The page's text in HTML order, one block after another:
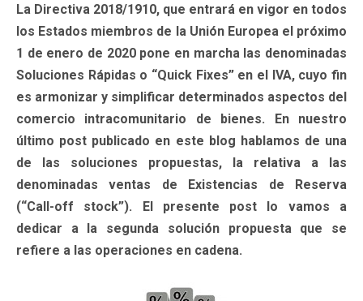
La Directiva 2018/1910, que entrará en vigor en todos
los Estados miembros de la Unión Europea el próximo
1 de enero de 2020 pone en marcha las denominadas
Soluciones Rápidas o “Quick Fixes” en el IVA, cuyo fin
es armonizar y simplificar determinados aspectos del
comercio intracomunitario de bienes. En nuestro
último post publicado en este blog hablamos de una
de las soluciones propuestas, la relativa a las
denominadas ventas de Existencias de Reserva
(“Call-off stock”). El presente post lo vamos a
dedicar a la segunda solución propuesta que se
refiere a las operaciones en cadena.